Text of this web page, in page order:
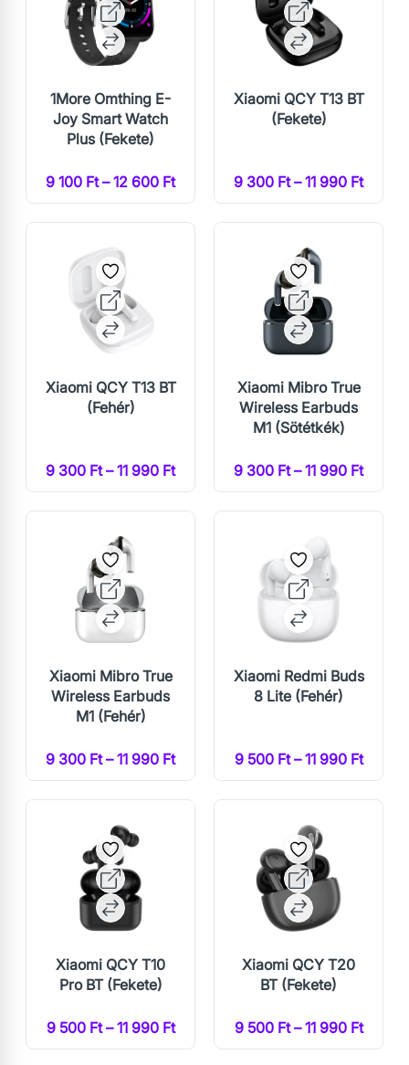
1More Omthing E-
Joy Smart Watch
Plus (Fekete)
9 100 Ft – 12 600 Ft
Xiaomi QCY T13 BT
(Fekete)
9 300 Ft – 11 990 Ft
Xiaomi QCY T13 BT
(Fehér)
9 300 Ft – 11 990 Ft
Xiaomi Mibro True
Wireless Earbuds
M1 (Sötétkék)
9 300 Ft – 11 990 Ft
Xiaomi Mibro True
Wireless Earbuds
M1 (Fehér)
9 300 Ft – 11 990 Ft
Xiaomi Redmi Buds
8 Lite (Fehér)
9 500 Ft – 11 990 Ft
Xiaomi QCY T10
Pro BT (Fekete)
9 500 Ft – 11 990 Ft
Xiaomi QCY T20
BT (Fekete)
9 500 Ft – 11 990 Ft